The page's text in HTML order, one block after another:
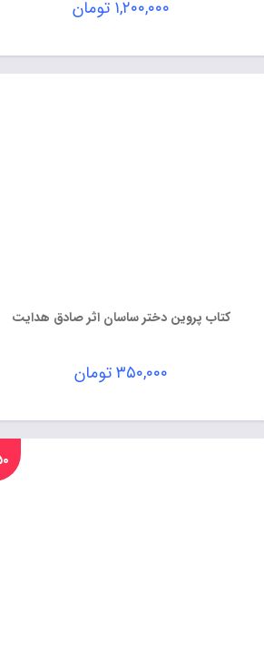
۱,۲۰۰,۰۰۰تومان
کتاب پروین دختر ساسان اثر صادق هدایت
۳۵۰,۰۰۰ تومان